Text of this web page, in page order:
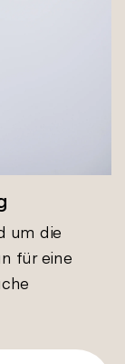
um die
für eine